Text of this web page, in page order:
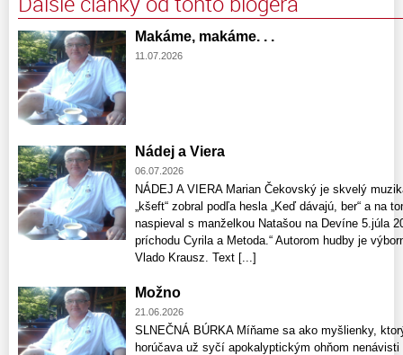
Makáme, makáme. . .
11.07.2026
Nádej a Viera
06.07.2026
NÁDEJ A VIERA Marian Čekovský je skvelý
„kšeft“ zobral podľa hesla „Keď dávajú, ber“ a na
naspieval s manželkou Natašou na Devíne 5.júla
príchodu Cyrila a Metoda.“ Autorom hudby je
Vlado Krausz. Text [...]
Možno
21.06.2026
SLNEČNÁ BÚRKA Míňame sa ako myšlienky,
horúčava už syčí apokalyptickým ohňom